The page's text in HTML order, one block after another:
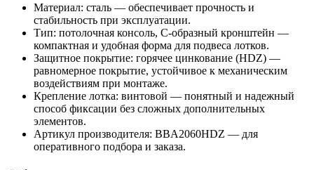
Материал: сталь — обеспечивает прочность и
стабильность при эксплуатации.
Тип: потолочная консоль, С-образный кронштейн —
компактная и удобная форма для подвеса лотков.
Защитное покрытие: горячее цинкование (HDZ) —
равномерное покрытие, устойчивое к механическим
воздействиям при монтаже.
Крепление лотка: винтовой — понятный и надежный
способ фиксации без сложных дополнительных
элементов.
Артикул производителя: BBA2060HDZ — для
оперативного подбора и заказа.